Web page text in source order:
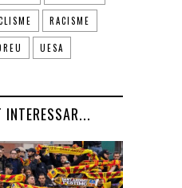
RACISME
UESA